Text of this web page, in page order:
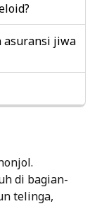
asuransi jiwa
di bagian-
telinga,